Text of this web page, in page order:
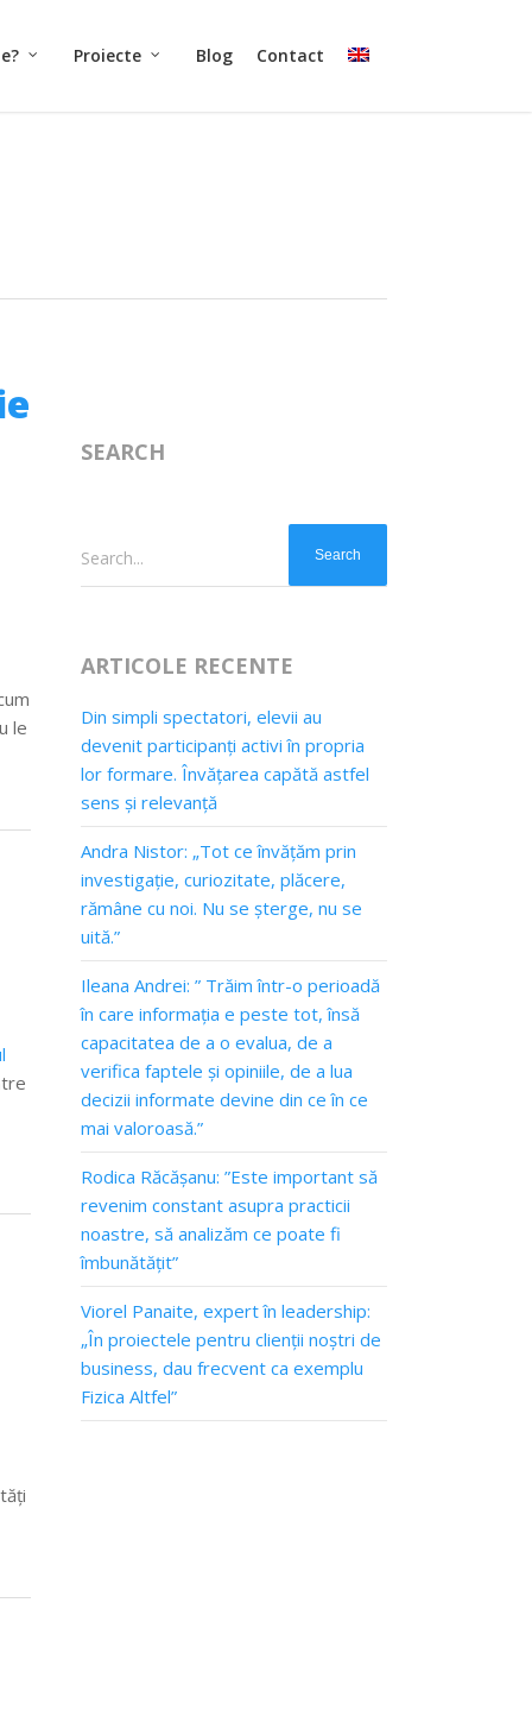
Proiecte Blog Contact
le
SEARCH
Search...
ARTICOLE RECENTE
Din simpli spectatori, elevii au
devenit participanți activi în propria
lor formare. Învățarea capătă astfel
sens și relevanță
Andra Nistor: „Tot ce învățăm prin
investigație, curiozitate, plăcere,
rămâne cu noi. Nu se șterge, nu se
uită.”
Ileana Andrei: ” Trăim într-o perioadă
în care informația e peste tot, însă
capacitatea de a o evalua, de a
verifica faptele și opiniile, de a lua
decizii informate devine din ce în ce
mai valoroasă.”
Rodica Răcășanu: ”Este important să
revenim constant asupra practicii
noastre, să analizăm ce poate fi
îmbunătățit”
Viorel Panaite, expert în leadership:
„În proiectele pentru clienții noștri de
business, dau frecvent ca exemplu
Fizica Altfel”